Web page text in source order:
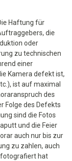
Haftung für
die
oder
zu technischen
einer
Kamera defekt ist,
ist auf maximal
des
Folge des Defekts
sind die Fotos
und die Feier
auch nur bis zur
zu zahlen, auch
hat